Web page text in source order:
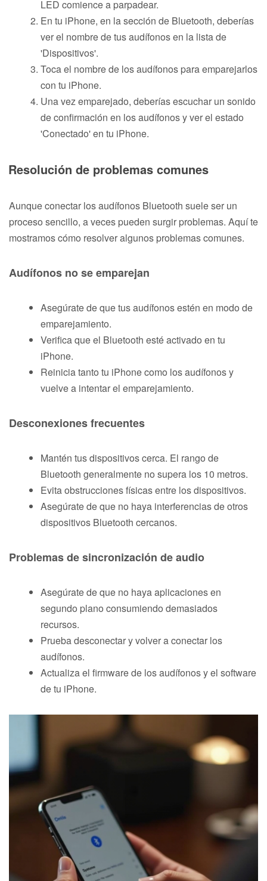
LED comience a parpadear.
En tu iPhone, en la sección de Bluetooth, deberías
ver el nombre de tus audífonos en la lista de
'Dispositivos'.
Toca el nombre de los audífonos para emparejarlos
con tu iPhone.
Una vez emparejado, deberías escuchar un sonido
de confirmación en los audífonos y ver el estado
'Conectado' en tu iPhone.
Resolución de problemas comunes
Aunque conectar los audífonos Bluetooth suele ser un
proceso sencillo, a veces pueden surgir problemas. Aquí te
mostramos cómo resolver algunos problemas comunes.
Audífonos no se emparejan
Asegúrate de que tus audífonos estén en modo de
emparejamiento.
Verifica que el Bluetooth esté activado en tu
iPhone.
Reinicia tanto tu iPhone como los audífonos y
vuelve a intentar el emparejamiento.
Desconexiones frecuentes
Mantén tus dispositivos cerca. El rango de
Bluetooth generalmente no supera los 10 metros.
Evita obstrucciones físicas entre los dispositivos.
Asegúrate de que no haya interferencias de otros
dispositivos Bluetooth cercanos.
Problemas de sincronización de audio
Asegúrate de que no haya aplicaciones en
segundo plano consumiendo demasiados
recursos.
Prueba desconectar y volver a conectar los
audífonos.
Actualiza el firmware de los audífonos y el software
de tu iPhone.